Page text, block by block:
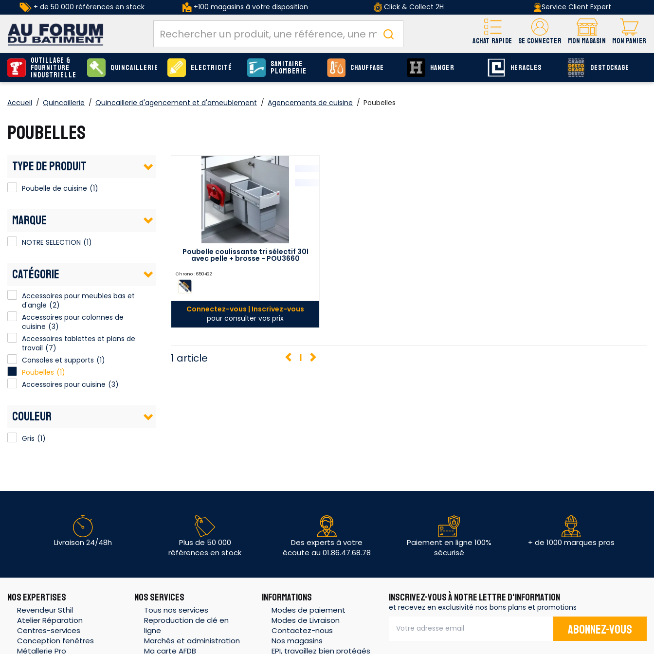
+ de 50 000 références en stock +100 magasins à votre disposition Click & Collect 2H Service Client Expert
ACHAT RAPIDE SE CONNECTER MON MAGASIN MON PANIER
Outillage &
Fourniture
industrielle
Quincaillerie Electricité Sanitaire
Plomberie Chauffage HANGER HERACLES DESTOCKAGE
Accueil / Quincaillerie / Quincaillerie d'agencement et d'ameublement / Agencements de cuisine / Poubelles
POUBELLES
TYPE DE PRODUIT
Poubelle de cuisine (1)
MARQUE
NOTRE SELECTION (1)
CATÉGORIE
Accessoires pour meubles bas et
d'angle (2)
Accessoires pour colonnes de
cuisine (3)
Accessoires tablettes et plans de
travail (7)
Consoles et supports (1)
Poubelles (1)
Accessoires pour cuisine (3)
COULEUR
Gris (1)
Poubelle coulissante tri sélectif 30l
avec pelle + brosse - POU3660
Chrono : 650422
Connectez-vous | Inscrivez-vous
pour consulter vos prix
1 article 1
Livraison 24/48h
Plus de 50 000
références en stock
Des experts à votre
écoute au 01.86.47.68.78
Paiement en ligne 100%
sécurisé
+ de 1000 marques pros
NOS EXPERTISES
Revendeur Sthil
Atelier Réparation
Centres-services
Conception fenêtres
Métallerie Pro
NOS SERVICES
Tous nos services
Reproduction de clé en
ligne
Marchés et administration
Ma carte AFDB
INFORMATIONS
Modes de paiement
Modes de Livraison
Contactez-nous
Nos magasins
EPI, travaillez bien protégés
INSCRIVEZ-VOUS À NOTRE LETTRE D'INFORMATION
et recevez en exclusivité nos bons plans et promotions
Abonnez-vous